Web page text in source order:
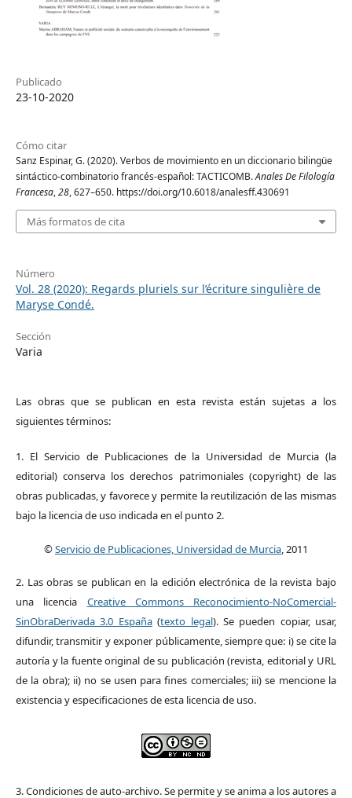
Publicado
23-10-2020
Cómo citar
Sanz Espinar, G. (2020). Verbos de movimiento en un diccionario bilingüe
sintáctico-combinatorio francés-español: TACTICOMB.Anales De Filología
Francesa,28, 627–650. https://doi.org/10.6018/analesff.430691
Más formatos de cita
Número
Vol. 28 (2020): Regards pluriels sur l’écriture singulière de
Maryse Condé.
Sección
Varia
Las obras que se publican en esta revista están sujetas a los
siguientes términos:
1. El Servicio de Publicaciones de la Universidad de Murcia (la
editorial) conserva los derechos patrimoniales (copyright) de las
obras publicadas, y favorece y permite la reutilización de las mismas
bajo la licencia de uso indicada en el punto 2.
©Servicio de Publicaciones, Universidad de Murcia, 2011
2. Las obras se publican en la edición electrónica de la revista bajo
una licencia Creative Commons Reconocimiento-NoComercial-
SinObraDerivada 3.0 España(texto legal). Se pueden copiar, usar,
difundir, transmitir y exponer públicamente, siempre que: i) se cite la
autoría y la fuente original de su publicación (revista, editorial y URL
de la obra); ii) no se usen para fines comerciales; iii) se mencione la
existencia y especificaciones de esta licencia de uso.
3. Condiciones de auto-archivo. Se permite y se anima a los autores a